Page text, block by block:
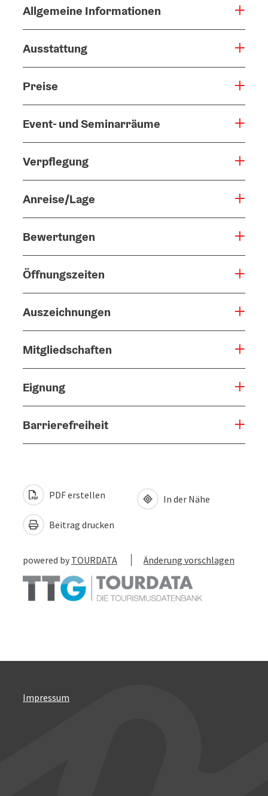
Allgemeine Informationen
Ausstattung
Preise
Event- und Seminarräume
Verpflegung
Anreise/Lage
Bewertungen
Öffnungszeiten
Auszeichnungen
Mitgliedschaften
Eignung
Barrierefreiheit
PDF erstellen
Beitrag drucken
In der Nähe
powered by TOURDATA Änderung vorschlagen
Impressum